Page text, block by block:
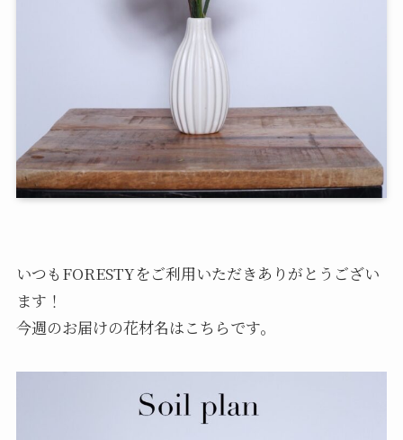
いつもFORESTYをご利用いただきありがとうござい
ます！
今週のお届けの花材名はこちらです。